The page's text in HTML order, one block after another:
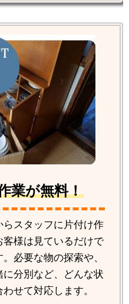
業が無料！
スタッフに片付け作
様は見ているだけで
必要な物の探索や、
分別など、どんな状
せて対応します。